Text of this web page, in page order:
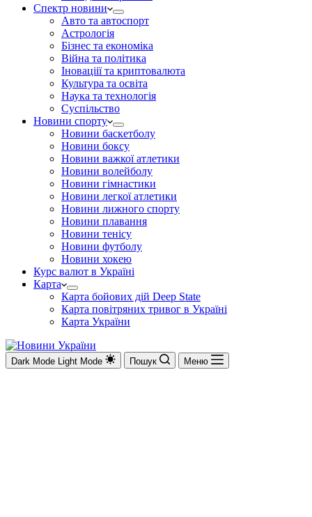
Спектр новини
Авто та автоспорт
Астрологія
Бізнес та економіка
Війна та політика
Іноваціії та криптовалюта
Культура та освіта
Наука та технологія
Суспільство
Новини спорту
Новини баскетболу
Новини боксу
Новини важкої атлетики
Новини волейболу
Новини гімнастики
Новини легкої атлетики
Новини лижного спорту
Новини плавання
Новини тенісу
Новини футболу
Новини хокею
Курс валют в Україні
Карта
Карта бойових дій Deep State
Карта повітряних тривог в Україні
Карта України
Dark Mode Light Mode Пошук Меню